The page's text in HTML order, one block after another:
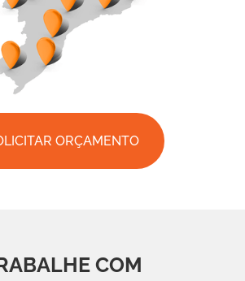
ORÇAMENTO
COM